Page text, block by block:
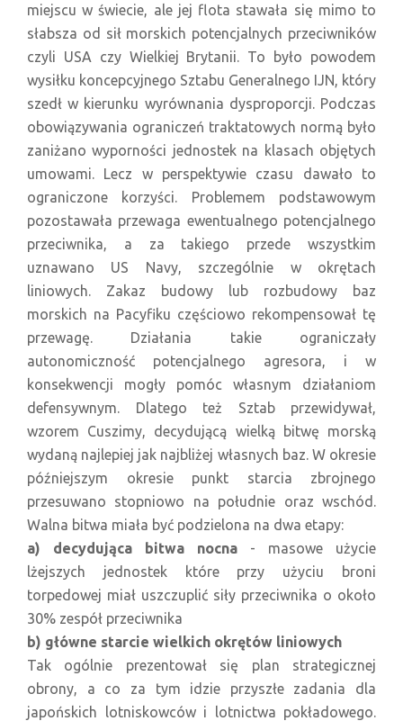
miejscu w świecie, ale jej flota stawała się mimo to
słabsza od sił morskich potencjalnych przeciwników
czyli USA czy Wielkiej Brytanii. To było powodem
wysiłku koncepcyjnego Sztabu Generalnego IJN, który
szedł w kierunku wyrównania dysproporcji. Podczas
obowiązywania ograniczeń traktatowych normą było
zaniżano wyporności jednostek na klasach objętych
umowami. Lecz w perspektywie czasu dawało to
ograniczone korzyści. Problemem podstawowym
pozostawała przewaga ewentualnego potencjalnego
przeciwnika, a za takiego przede wszystkim
uznawano US Navy, szczególnie w okrętach
liniowych. Zakaz budowy lub rozbudowy baz
morskich na Pacyfiku częściowo rekompensował tę
przewagę. Działania takie ograniczały
autonomiczność potencjalnego agresora, i w
konsekwencji mogły pomóc własnym działaniom
defensywnym. Dlatego też Sztab przewidywał,
wzorem Cuszimy, decydującą wielką bitwę morską
wydaną najlepiej jak najbliżej własnych baz. W okresie
późniejszym okresie punkt starcia zbrojnego
przesuwano stopniowo na południe oraz wschód.
Walna bitwa miała być podzielona na dwa etapy:
a) decydująca bitwa nocna - masowe użycie
lżejszych jednostek które przy użyciu broni
torpedowej miał uszczuplić siły przeciwnika o około
30% zespół przeciwnika
b) główne starcie wielkich okrętów liniowych
Tak ogólnie prezentował się plan strategicznej
obrony, a co za tym idzie przyszłe zadania dla
japońskich lotniskowców i lotnictwa pokładowego.